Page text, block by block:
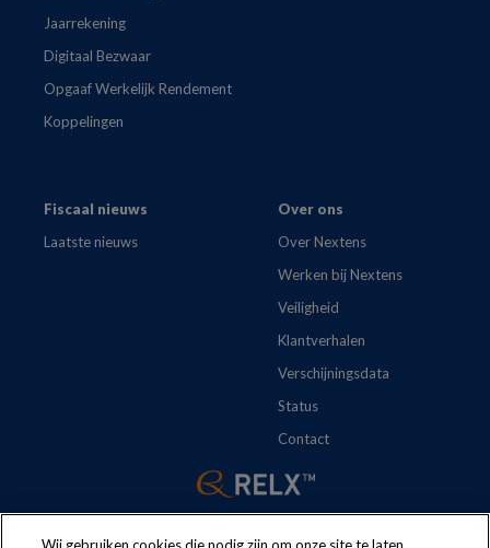
Jaarrekening
Digitaal Bezwaar
Opgaaf Werkelijk Rendement
Koppelingen
Fiscaal nieuws
Laatste nieuws
Over ons
Over Nextens
Werken bij Nextens
Veiligheid
Klantverhalen
Verschijningsdata
Status
Contact